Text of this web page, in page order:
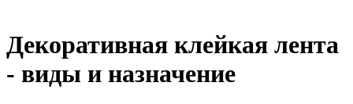
Декоративная клейкая лента
- виды и назначение